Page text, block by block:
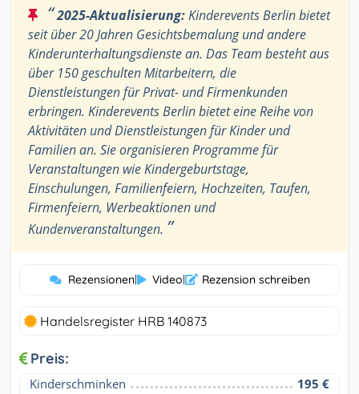
“2025-Aktualisierung:Kinderevents Berlin bietet
seit über 20 Jahren Gesichtsbemalung und andere
Kinderunterhaltungsdienste an. Das Team besteht aus
über 150 geschulten Mitarbeitern, die
Dienstleistungen für Privat- und Firmenkunden
erbringen. Kinderevents Berlin bietet eine Reihe von
Aktivitäten und Dienstleistungen für Kinder und
Familien an. Sie organisieren Programme für
Veranstaltungen wie Kindergeburtstage,
Einschulungen, Familienfeiern, Hochzeiten, Taufen,
Firmenfeiern, Werbeaktionen und
Kundenveranstaltungen. ”
Rezensionen| Video| Rezension schreiben
Handelsregister HRB 140873
Preis:
Kinderschminken
195 €